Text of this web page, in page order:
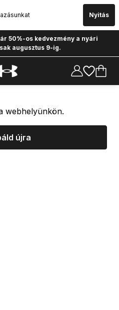
Nyitás
50%-os kedvezmény a nyári
augusztus 9-ig.
webhelyünkön.
újra